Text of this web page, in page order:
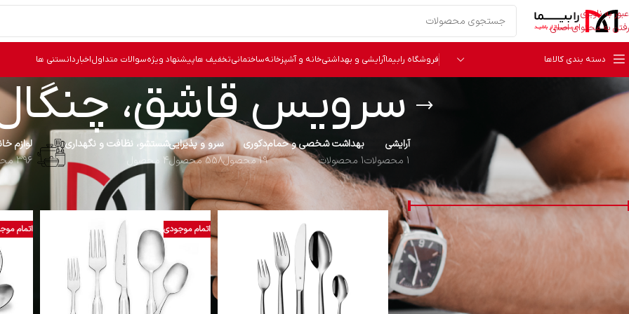
عبور به ناوبری
رفتن به محتوای اصلی
دسته بندی کالاها فروشگاه رابیماآرایشی و بهداشتیخانه و آشپزخانهساختمانیتخفیف هاپیشنهاد ویژهسوالات متداولاخبار دانستنی ها
سرویس قاشق، چنگال
آرایشی
1 محصولات
بهداشت شخصی و حمام
1 محصولات
دکوری
19 محصول
سرو و پذیرایی
558 محصول
شستشو، نظافت و نگهداری
4 محصول
لوازم
396 محصول
قیمت
فیلتر 54,000,000 تومان
دسته‌ بندی
خانه سرو و پذیرایی قاشق، کارد و چنگال سرویس قاشق، چنگال و کارد
اتمام موجودی اتمام